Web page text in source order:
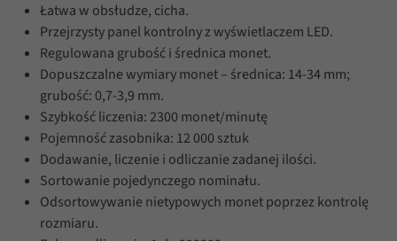
Łatwa w obsłudze, cicha.
Przejrzysty panel kontrolny z wyświetlaczem LED.
Regulowana grubość i średnica monet.
Dopuszczalne wymiary monet – średnica: 14-34 mm;
grubość: 0,7-3,9 mm.
Szybkość liczenia: 2300 monet/minutę
Pojemność zasobnika: 12 000 sztuk
Dodawanie, liczenie i odliczanie zadanej ilości.
Sortowanie pojedynczego nominału.
Odsortowywanie nietypowych monet poprzez kontrolę
rozmiaru.